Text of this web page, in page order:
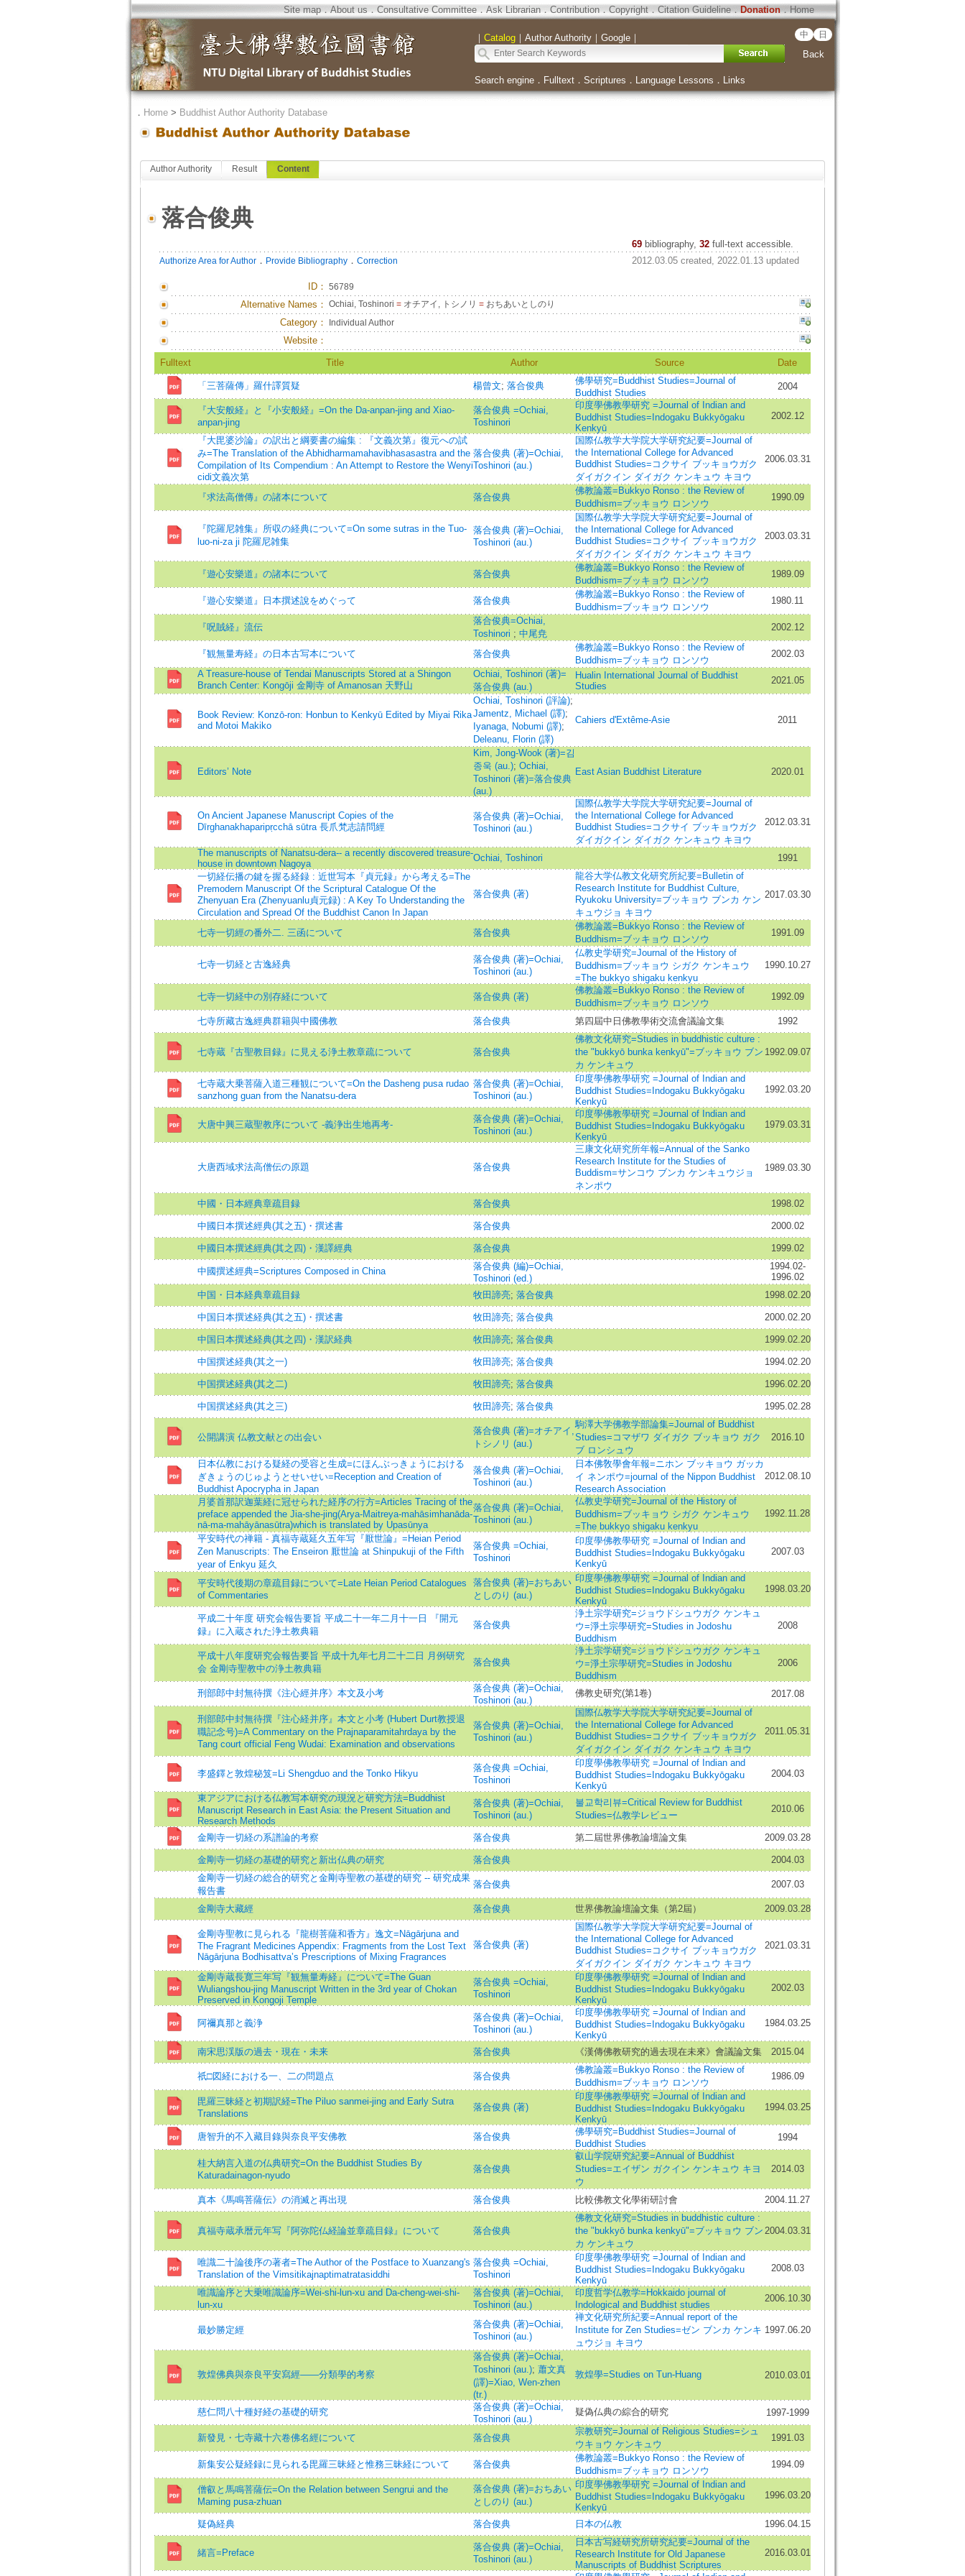
Site map．About us．Consultative Committee．Ask Librarian．Contribution．Copyright．Citation Guideline．Donation．Home
｜ Catalog｜ Author Authority｜ Google｜ 中 日
Back
Search engine． Fulltext． Scriptures ． Language Lessons ． Links
． Home> Buddhist Author Authority Database
Author Authority Result Content
落合俊典
69 bibliography, 32full-text accessible.
Authorize Area for Author． Provide Bibliography． Correction 2012.03.05 created, 2022.01.13 updated
ID： 56789
Alternative Names： Ochiai, Toshinori =オチアイ, トシノリ =おちあいとしのり
Category： Individual Author
Website：
Fulltext Title Author Source Date
「三菩薩傳」羅什譯質疑 楊曾文; 落合俊典
佛學研究=Buddhist Studies=Journal of
Buddhist Studies
2004
『大安般経』と『小安般経』=On the Da-anpan-jing and Xiao-
anpan-jing
落合俊典 =Ochiai,
Toshinori
印度學佛教學研究 =Journal of Indian and
Buddhist Studies=Indogaku Bukkyōgaku
Kenkyū
2002.12
『大毘婆沙論』の訳出と綱要書の編集 : 『文義次第』復元への試
み=The Translation of the Abhidharmamahavibhasasastra and the
Compilation of Its Compendium : An Attempt to Restore the Wenyi
cidi文義次第
落合俊典 (著)=Ochiai,
Toshinori (au.)
国際仏教学大学院大学研究紀要=Journal of
the International College for Advanced
Buddhist Studies=コクサイ ブッキョウガク
ダイガクイン ダイガク ケンキュウ キヨウ
2006.03.31
『求法高僧傳』の諸本について 落合俊典
佛教論叢=Bukkyo Ronso : the Review of
Buddhism=ブッキョウ ロンソウ
1990.09
『陀羅尼雑集』所収の経典について=On some sutras in the Tuo-
luo-ni-za ji 陀羅尼雑集
落合俊典 (著)=Ochiai,
Toshinori (au.)
国際仏教学大学院大学研究紀要=Journal of
the International College for Advanced
Buddhist Studies=コクサイ ブッキョウガク
ダイガクイン ダイガク ケンキュウ キヨウ
2003.03.31
『遊心安樂道』の諸本について 落合俊典
佛教論叢=Bukkyo Ronso : the Review of
Buddhism=ブッキョウ ロンソウ
1989.09
『遊心安樂道』日本撰述說をめぐって 落合俊典
佛教論叢=Bukkyo Ronso : the Review of
Buddhism=ブッキョウ ロンソウ
1980.11
『呪賊経』流伝
落合俊典=Ochiai,
Toshinori ; 中尾尭
2002.12
『観無量寿経』の日本古写本について 落合俊典
佛教論叢=Bukkyo Ronso : the Review of
Buddhism=ブッキョウ ロンソウ
2002.03
A Treasure-house of Tendai Manuscripts Stored at a Shingon
Branch Center: Kongōji 金剛寺 of Amanosan 天野山
Ochiai, Toshinori (著)=
落合俊典 (au.)
Hualin International Journal of Buddhist
Studies
2021.05
Book Review: Konzō-ron: Honbun to Kenkyū Edited by Miyai Rika
and Motoi Makiko
Ochiai, Toshinori (評論);
Jamentz, Michael (譯);
Iyanaga, Nobumi (譯);
Deleanu, Florin (譯)
Cahiers d'Extême-Asie 2011
Editors’ Note
Kim, Jong-Wook (著)=김
종욱 (au.); Ochiai,
Toshinori (著)=落合俊典
(au.)
East Asian Buddhist Literature 2020.01
On Ancient Japanese Manuscript Copies of the
Dīrghanakhaparipṛcchā sūtra 長爪梵志請問經
落合俊典 (著)=Ochiai,
Toshinori (au.)
国際仏教学大学院大学研究紀要=Journal of
the International College for Advanced
Buddhist Studies=コクサイ ブッキョウガク
ダイガクイン ダイガク ケンキュウ キヨウ
2012.03.31
The manuscripts of Nanatsu-dera-- a recently discovered treasure-
house in downtown Nagoya
Ochiai, Toshinori
1991
一切経伝播の鍵を握る経録 : 近世写本『貞元録』から考える=The
Premodern Manuscript Of the Scriptural Catalogue Of the
Zhenyuan Era (Zhenyuanlu貞元録) : A Key To Understanding the
Circulation and Spread Of the Buddhist Canon In Japan
落合俊典 (著)
龍谷大学仏教文化研究所紀要=Bulletin of
Research Institute for Buddhist Culture,
Ryukoku University=ブッキョウ ブンカ ケン
キュウジョ キヨウ
2017.03.30
七寺一切經の番外二. 三函について 落合俊典
佛教論叢=Bukkyo Ronso : the Review of
Buddhism=ブッキョウ ロンソウ
1991.09
七寺一切経と古逸経典
落合俊典 (著)=Ochiai,
Toshinori (au.)
仏教史学研究=Journal of the History of
Buddhism=ブッキョウ シガク ケンキュウ
=The bukkyo shigaku kenkyu
1990.10.27
七寺一切経中の別存経について 落合俊典 (著)
佛教論叢=Bukkyo Ronso : the Review of
Buddhism=ブッキョウ ロンソウ
1992.09
七寺所藏古逸經典群籍與中國佛教 落合俊典 第四屆中日佛教學術交流會議論文集 1992
七寺蔵『古聖教目録』に見える浄土教章疏について 落合俊典
佛教文化研究=Studies in buddhistic culture :
the "bukkyō bunka kenkyū"=ブッキョウ ブン
カ ケンキュウ
1992.09.07
七寺蔵大乗菩薩入道三種観について=On the Dasheng pusa rudao
sanzhong guan from the Nanatsu-dera
落合俊典 (著)=Ochiai,
Toshinori (au.)
印度學佛教學研究 =Journal of Indian and
Buddhist Studies=Indogaku Bukkyōgaku
Kenkyū
1992.03.20
大唐中興三蔵聖教序について -義浄出生地再考-
落合俊典 (著)=Ochiai,
Toshinori (au.)
印度學佛教學研究 =Journal of Indian and
Buddhist Studies=Indogaku Bukkyōgaku
Kenkyū
1979.03.31
大唐西域求法高僧伝の原題 落合俊典
三康文化研究所年報=Annual of the Sanko
Research Institute for the Studies of
Buddism=サンコウ ブンカ ケンキュウジョ
ネンポウ
1989.03.30
中國・日本經典章疏目録 落合俊典 1998.02
中國日本撰述經典(其之五)・撰述書 落合俊典 2000.02
中國日本撰述經典(其之四)・漢譯經典 落合俊典 1999.02
中國撰述經典=Scriptures Composed in China
落合俊典 (編)=Ochiai,
Toshinori (ed.)
1994.02-
1996.02
中国・日本経典章疏目録
牧田諦亮; 落合俊典 1998.02.20
中国日本撰述経典(其之五)・撰述書 牧田諦亮; 落合俊典 2000.02.20
中国日本撰述経典(其之四)・漢訳経典 牧田諦亮; 落合俊典 1999.02.20
中国撰述経典(其之一) 牧田諦亮; 落合俊典 1994.02.20
中国撰述経典(其之二) 牧田諦亮; 落合俊典 1996.02.20
中国撰述経典(其之三) 牧田諦亮; 落合俊典 1995.02.28
公開講演 仏教文献との出会い
落合俊典 (著)=オチアイ,
トシノリ (au.)
駒澤大学佛教学部論集=Journal of Buddhist
Studies=コマザワ ダイガク ブッキョウ ガク
ブ ロンシュウ
2016.10
日本仏教における疑経の受容と生成=にほんぶっきょうにおける
ぎきょうのじゅようとせいせい=Reception and Creation of
Buddhist Apocrypha in Japan
落合俊典 (著)=Ochiai,
Toshinori (au.)
日本佛敎學會年報=ニホン ブッキョウ ガッカ
イ ネンポウ=journal of the Nippon Buddhist
Research Association
2012.08.10
月婆首那訳迦葉経に冠せられた経序の行方=Articles Tracing of the
preface appended the Jia-she-jing(Arya-Maitreya-mahāsimhanāda-
nā-ma-mahāyānasūtra)which is translated by Upasūnya
落合俊典 (著)=Ochiai,
Toshinori (au.)
仏教史学研究=Journal of the History of
Buddhism=ブッキョウ シガク ケンキュウ
=The bukkyo shigaku kenkyu
1992.11.28
平安時代の禅籍 - 真福寺蔵延久五年写『厭世論』=Heian Period
Zen Manuscripts: The Enseiron 厭世論 at Shinpukuji of the Fifth
year of Enkyu 延久
落合俊典 =Ochiai,
Toshinori
印度學佛教學研究 =Journal of Indian and
Buddhist Studies=Indogaku Bukkyōgaku
Kenkyū
2007.03
平安時代後期の章疏目録について=Late Heian Period Catalogues
of Commentaries
落合俊典 (著)=おちあい
としのり (au.)
印度學佛教學研究 =Journal of Indian and
Buddhist Studies=Indogaku Bukkyōgaku
Kenkyū
1998.03.20
平成二十年度 研究会報告要旨 平成二十一年二月十一日 『開元
録』に入蔵された浄土教典籍
落合俊典
浄土宗学研究=ジョウドシュウガク ケンキュ
ウ=淨土宗學研究=Studies in Jodoshu
Buddhism
2008
平成十八年度研究会報告要旨 平成十九年七月二十二日 月例研究
会 金剛寺聖教中の浄土教典籍
落合俊典
浄土宗学研究=ジョウドシュウガク ケンキュ
ウ=淨土宗學研究=Studies in Jodoshu
Buddhism
2006
刑部郎中封無待撰《注心經并序》本文及小考
落合俊典 (著)=Ochiai,
Toshinori (au.)
佛教史研究(第1卷) 2017.08
刑部郎中封無待撰『注心経并序』本文と小考 (Hubert Durt教授退
職記念号)=A Commentary on the Prajnaparamitahrdaya by the
Tang court official Feng Wudai: Examination and observations
落合俊典 (著)=Ochiai,
Toshinori (au.)
国際仏教学大学院大学研究紀要=Journal of
the International College for Advanced
Buddhist Studies=コクサイ ブッキョウガク
ダイガクイン ダイガク ケンキュウ キヨウ
2011.05.31
李盛鐸と敦煌秘笈=Li Shengduo and the Tonko Hikyu
落合俊典 =Ochiai,
Toshinori
印度學佛教學研究 =Journal of Indian and
Buddhist Studies=Indogaku Bukkyōgaku
Kenkyū
2004.03
東アジアにおける仏教写本研究の現況と研究方法=Buddhist
Manuscript Research in East Asia: the Present Situation and
Research Methods
落合俊典 (著)=Ochiai,
Toshinori (au.)
불교학리뷰=Critical Review for Buddhist
Studies=仏教学レビュー
2010.06
金剛寺一切経の系譜論的考察 落合俊典 第二屆世界佛教論壇論文集 2009.03.28
金剛寺一切経の基礎的研究と新出仏典の研究 落合俊典
2004.03
金剛寺一切経の総合的研究と金剛寺聖教の基礎的研究 -- 研究成果
報告書
落合俊典 2007.03
金剛寺大藏經 落合俊典 世界佛教論壇論文集（第2屆） 2009.03.28
金剛寺聖教に見られる『龍樹菩薩和香方』逸文=Nāgārjuna and
The Fragrant Medicines Appendix: Fragments from the Lost Text
Nāgārjuna Bodhisattva’s Prescriptions of Mixing Fragrances
落合俊典 (著)
国際仏教学大学院大学研究紀要=Journal of
the International College for Advanced
Buddhist Studies=コクサイ ブッキョウガク
ダイガクイン ダイガク ケンキュウ キヨウ
2021.03.31
金剛寺蔵長寛三年写『観無量寿経』について=The Guan
Wuliangshou-jing Manuscript Written in the 3rd year of Chokan
Preserved in Kongoji Temple
落合俊典 =Ochiai,
Toshinori
印度學佛教學研究 =Journal of Indian and
Buddhist Studies=Indogaku Bukkyōgaku
Kenkyū
2002.03
阿禰真那と義浄
落合俊典 (著)=Ochiai,
Toshinori (au.)
印度學佛教學研究 =Journal of Indian and
Buddhist Studies=Indogaku Bukkyōgaku
Kenkyū
1984.03.25
南宋思渓版の過去・現在・未来 落合俊典 《漢傳佛教研究的過去現在未來》會議論文集 2015.04
祇□図経における一、二の問題点 落合俊典
佛教論叢=Bukkyo Ronso : the Review of
Buddhism=ブッキョウ ロンソウ
1986.09
毘羅三昧経と初期訳経=The Piluo sanmei-jing and Early Sutra
Translations
落合俊典 (著)
印度學佛教學研究 =Journal of Indian and
Buddhist Studies=Indogaku Bukkyōgaku
Kenkyū
1994.03.25
唐智升的不入藏目錄與奈良平安佛教 落合俊典
佛學研究=Buddhist Studies=Journal of
Buddhist Studies
1994
桂大納言入道の仏典研究=On the Buddhist Studies By
Katuradainagon-nyudo
落合俊典
叡山学院研究紀要=Annual of Buddhist
Studies=エイザン ガクイン ケンキュウ キヨ
ウ
2014.03
真本《馬鳴菩薩伝》の消滅と再出現 落合俊典 比較佛教文化學術研討會 2004.11.27
真福寺蔵承暦元年写『阿弥陀仏経論並章疏目録』について 落合俊典
佛教文化研究=Studies in buddhistic culture :
the "bukkyō bunka kenkyū"=ブッキョウ ブン
カ ケンキュウ
2004.03.31
唯識二十論後序の著者=The Author of the Postface to Xuanzang's
Translation of the Vimsitikajnaptimatratasiddhi
落合俊典 =Ochiai,
Toshinori
印度學佛教學研究 =Journal of Indian and
Buddhist Studies=Indogaku Bukkyōgaku
Kenkyū
2008.03
唯識論序と大乗唯識論序=Wei-shi-lun-xu and Da-cheng-wei-shi-
lun-xu
落合俊典 (著)=Ochiai,
Toshinori (au.)
印度哲学仏教学=Hokkaido journal of
Indological and Buddhist studies
2006.10.30
最妙勝定經
落合俊典 (著)=Ochiai,
Toshinori (au.)
禅文化研究所紀要=Annual report of the
Institute for Zen Studies=ゼン ブンカ ケンキ
ュウジョ キヨウ
1997.06.20
敦煌佛典與奈良平安寫經——分類學的考察
落合俊典 (著)=Ochiai,
Toshinori (au.); 蕭文真
(譯)=Xiao, Wen-zhen
(tr.)
敦煌學=Studies on Tun-Huang 2010.03.01
慈仁問八十種好経の基礎的研究
落合俊典 (著)=Ochiai,
Toshinori (au.)
疑偽仏典の綜合的研究 1997-1999
新發見・七寺藏十六卷佛名經について 落合俊典
宗教研究=Journal of Religious Studies=シュ
ウキョウ ケンキュウ
1991.03
新集安公疑経録に見られる毘羅三昧経と惟務三昧経について 落合俊典
佛教論叢=Bukkyo Ronso : the Review of
Buddhism=ブッキョウ ロンソウ
1994.09
僧叡と馬鳴菩薩伝=On the Relation between Sengrui and the
Maming pusa-zhuan
落合俊典 (著)=おちあい
としのり (au.)
印度學佛教學研究 =Journal of Indian and
Buddhist Studies=Indogaku Bukkyōgaku
Kenkyū
1996.03.20
疑偽経典 落合俊典 日本の仏教 1996.04.15
緒言=Preface
落合俊典 (著)=Ochiai,
Toshinori (au.)
日本古写経研究所研究紀要=Journal of the
Research Institute for Old Japanese
Manuscripts of Buddhist Scriptures
2016.03.01